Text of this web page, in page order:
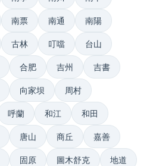
南票 南通 南陽
古林 叮噹 台山
合肥 吉州 吉書
向家坝 周村
呼蘭 和江 和田
唐山 商丘 嘉善
固原 圖木舒克 地道